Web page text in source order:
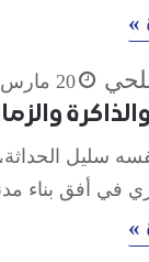
»
20 مارس، 2025
سليل الحداثة،
في أفق بناء
»